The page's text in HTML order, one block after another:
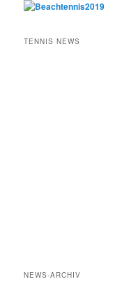
TENNIS NEWS
NEWS-ARCHIV